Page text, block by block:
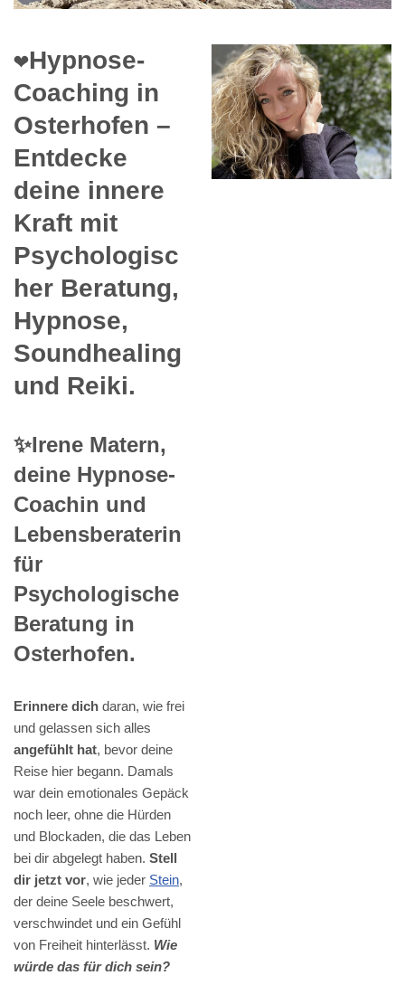
❤️Hypnose-
Coaching in
Osterhofen –
Entdecke
deine innere
Kraft mit
Psychologisc
her Beratung,
Hypnose,
Soundhealing
und Reiki.
✨Irene Matern,
deine Hypnose-
Coachin und
Lebensberaterin
für
Psychologische
Beratung in
Osterhofen.
Erinnere dich daran, wie frei
und gelassen sich alles
angefühlt hat, bevor deine
Reise hier begann. Damals
war dein emotionales Gepäck
noch leer, ohne die Hürden
und Blockaden, die das Leben
bei dir abgelegt haben. Stell
dir jetzt vor, wie jeder Stein,
der deine Seele beschwert,
verschwindet und ein Gefühl
von Freiheit hinterlässt. Wie
würde das für dich sein?